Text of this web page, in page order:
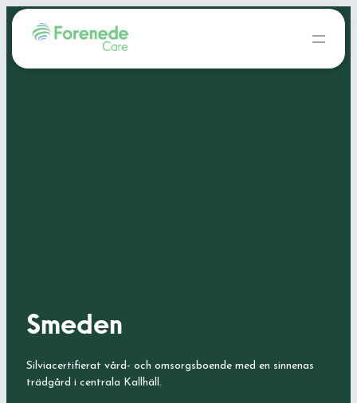
Smeden
Silviacertifierat vård- och omsorgsboende med en sinnenas
trädgård i centrala Kallhäll.